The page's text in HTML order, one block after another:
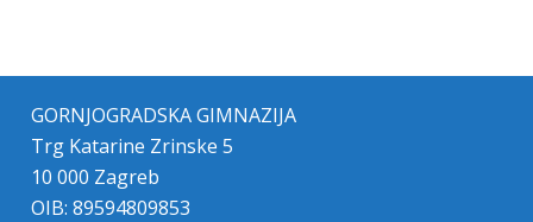
GORNJOGRADSKA GIMNAZIJA
Trg Katarine Zrinske 5
10 000 Zagreb
OIB: 89594809853